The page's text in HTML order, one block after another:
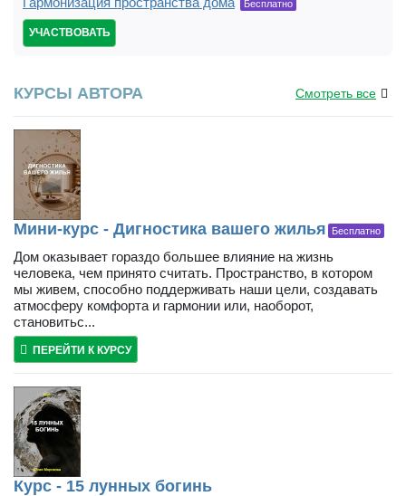
Бесплатно
УЧАСТВОВАТЬ
КУРСЫ АВТОРА Смотреть все
Мини-курс - Дигностика вашего жилья Бесплатно
Дом оказывает гораздо большее влияние на жизнь
человека, чем принято считать. Пространство, в котором
мы живем, способно поддерживать наши цели, создавать
атмосферу комфорта и гармонии или, наоборот,
становитьс...
ПЕРЕЙТИ К КУРСУ
Курс - 15 лунных богинь